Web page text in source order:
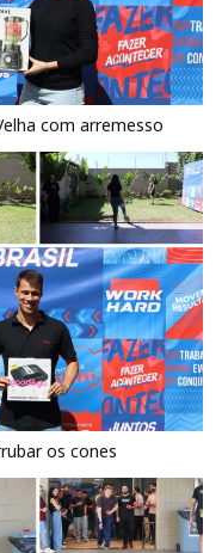
com arremesso
os cones